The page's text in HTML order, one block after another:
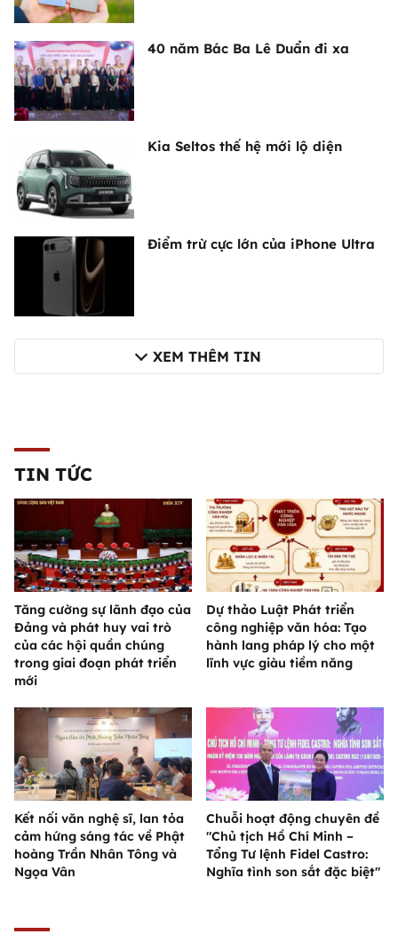
40 năm Bác Ba Lê Duẩn đi xa
Kia Seltos thế hệ mới lộ diện
Điểm trừ cực lớn của iPhone Ultra
XEM THÊM TIN
TIN TỨC
Tăng cường sự lãnh đạo của
Đảng và phát huy vai trò
của các hội quần chúng
trong giai đoạn phát triển
mới
Dự thảo Luật Phát triển
công nghiệp văn hóa: Tạo
hành lang pháp lý cho một
lĩnh vực giàu tiềm năng
Kết nối văn nghệ sĩ, lan tỏa
cảm hứng sáng tác về Phật
hoàng Trần Nhân Tông và
Ngọa Vân
Chuỗi hoạt động chuyên đề
"Chủ tịch Hồ Chí Minh –
Tổng Tư lệnh Fidel Castro:
Nghĩa tình son sắt đặc biệt"